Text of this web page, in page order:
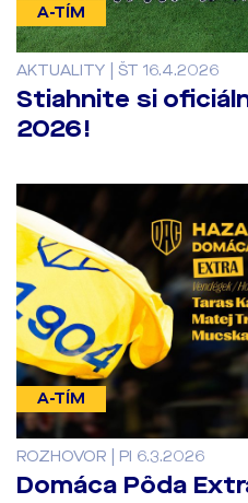
A-TÍM
AKTUALITY | ŠT 16.4.2026
Stiahnite si
2026!
A-TÍM
ROZHOVOR | PI 6.3.2026
Domáca Pôda